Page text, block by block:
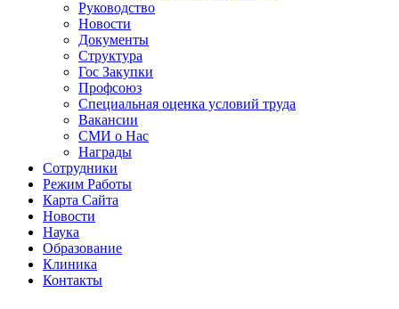
Руководство
Новости
Документы
Структура
Гос Закупки
Профсоюз
Специальная оценка условий труда
Вакансии
СМИ о Нас
Награды
Сотрудники
Режим Работы
Карта Сайта
Новости
Наука
Образование
Клиника
Контакты